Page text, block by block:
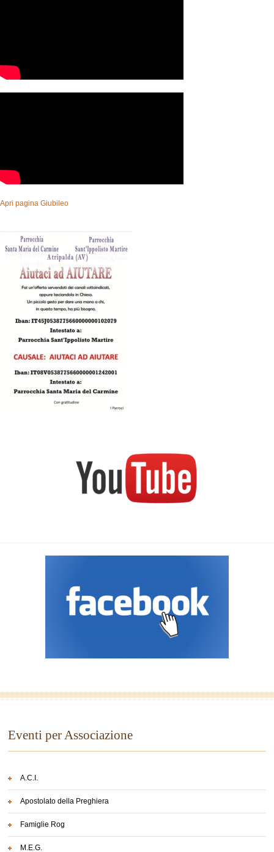
Apri pagina Giubileo
Eventi per Associazione
A.C.I.
Apostolato della Preghiera
Famiglie Rog
M.E.G.